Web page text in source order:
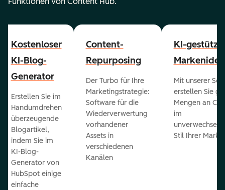
Kostenloser
KI-Blog-
Generator
Erstellen Sie im
Handumdrehen
überzeugende
Blogartikel,
indem Sie im
KI-Blog-
Generator von
HubSpot einige
einfache
Content-
Repurposing
Der Turbo für Ihre
Marketingstrategie:
Software für die
Wiederverwertung
vorhandener
Assets in
verschiedenen
Kanälen
KI-
Mit unserer
erstellen Sie
Mengen an
im
Stil Ihrer Marke.